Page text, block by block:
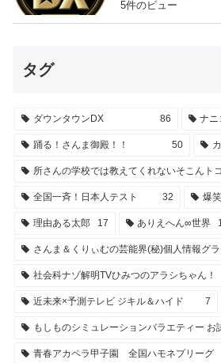
5件のビュー
タグ
ダウンタウンDX 86 ナニ
踊る！さんま御殿！！ 50
所さんの学校では教えてくれないそこんト
全国一斉！日本人テスト 32 爆
理由ある太郎 17 ありえへん∞世界
さんま＆くりぃむの芸能界(秘)個人情報グラ
社会科ナゾ解明TVひみつのアラシちゃん！
近未来×予測テレビ ジキル＆ハイド 7
もしものシミュレーションバラエティー お
青春アカペラ甲子園 全国ハモネプリーグ